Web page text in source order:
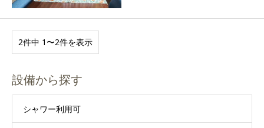
2件中 1〜2件を表示
設備から探す
シャワー利用可